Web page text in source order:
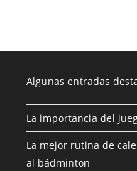
Algunas entradas
La importancia del
La mejor rutina de
al bádminton